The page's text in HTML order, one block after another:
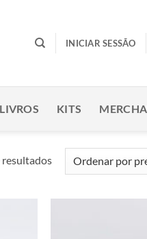
INICIAR SESSÃO
LIVROS KITS
Ordenado
por